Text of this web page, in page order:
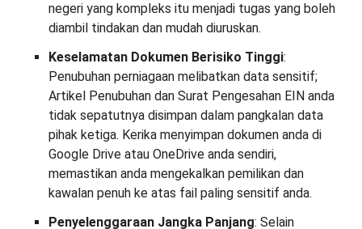
negeri yang kompleks itu menjadi tugas yang boleh
diambil tindakan dan mudah diuruskan.
Keselamatan Dokumen Berisiko Tinggi:
Penubuhan perniagaan melibatkan data sensitif;
Artikel Penubuhan dan Surat Pengesahan EIN anda
tidak sepatutnya disimpan dalam pangkalan data
pihak ketiga. Kerika menyimpan dokumen anda di
Google Drive atau OneDrive anda sendiri,
memastikan anda mengekalkan pemilikan dan
kawalan penuh ke atas fail paling sensitif anda.
Penyelenggaraan Jangka Panjang: Selain